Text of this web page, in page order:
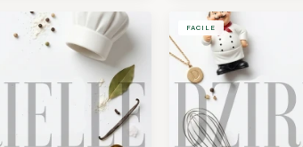
FACILE